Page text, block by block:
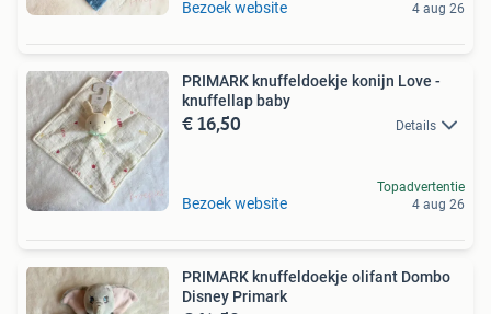
Bezoek website
4 aug 26
PRIMARK knuffeldoekje konijn Love -
knuffellap baby
€ 16,50 Details
Bezoek website
Topadvertentie
4 aug 26
PRIMARK knuffeldoekje olifant Dombo
Disney Primark